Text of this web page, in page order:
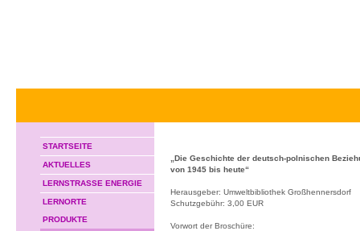
STARTSEITE
AKTUELLES
LERNSTRASSE ENERGIE
LERNORTE
PRODUKTE
„Die Geschichte der deutsch-polnischen
von 1945 bis heute“
Herausgeber: Umweltbibliothek Großhennersdorf
Schutzgebühr: 3,00 EUR
Vorwort der Broschüre: